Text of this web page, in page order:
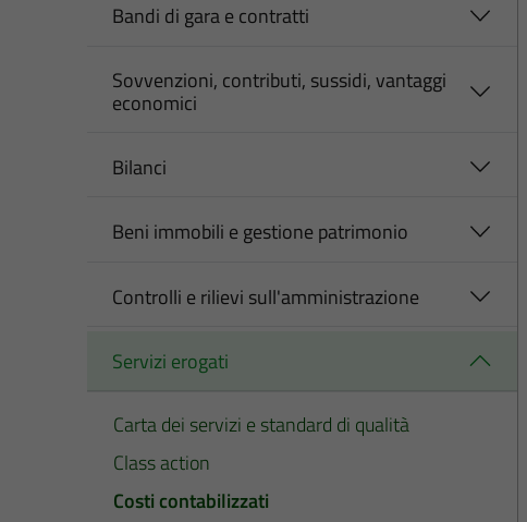
Bandi di gara e contratti
Sovvenzioni, contributi, sussidi, vantaggi
economici
Bilanci
Beni immobili e gestione patrimonio
Controlli e rilievi sull'amministrazione
Servizi erogati
Carta dei servizi e standard di qualità
Class action
Costi contabilizzati